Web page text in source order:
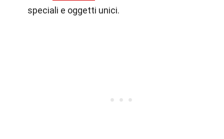
speciali e oggetti unici.